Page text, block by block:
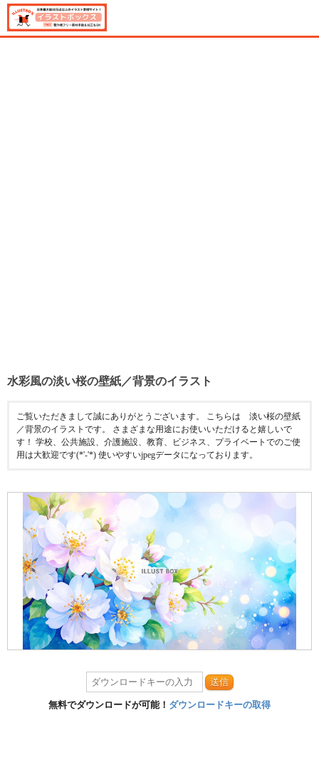
水彩風の淡い桜の壁紙／背景のイラスト
ご覧いただきまして誠にありがとうございます。 こちらは 淡い桜の壁紙
／背景のイラストです。 さまざまな用途にお使いいただけると嬉しいで
す！ 学校、公共施設、介護施設、教育、ビジネス、プライベートでのご使
用は大歓迎です(*'-'*) 使いやすいjpegデータになっております。
送信
無料でダウンロードが可能！ ダウンロードキーの取得